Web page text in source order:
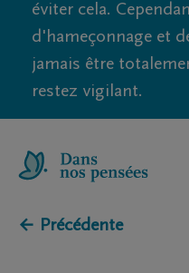
éviter cela.
d'hameçonnage et
jamais être
restez vigilant.
← Précédente